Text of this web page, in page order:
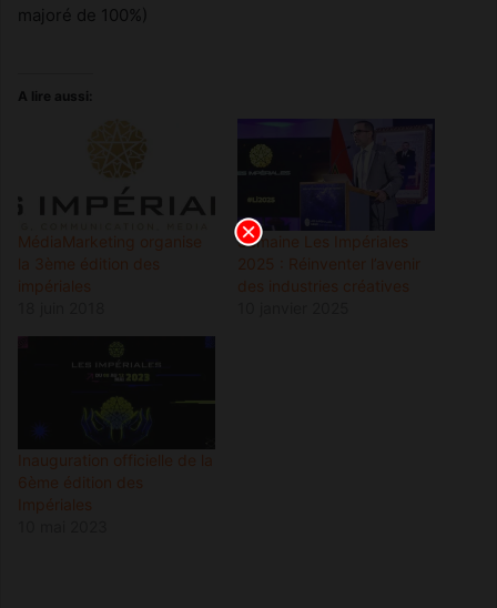
majoré de 100%)
A lire aussi:
MédiaMarketing organise
la 3ème édition des
impériales
Semaine Les Impériales
2025 : Réinventer l’avenir
des industries créatives
Inauguration officielle de la
6ème édition des
Impériales